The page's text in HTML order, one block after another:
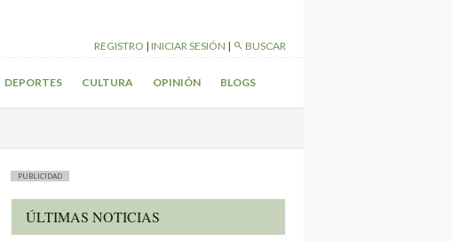
REGISTRO | INICIAR SESIÓN | BUSCAR
DEPORTES CULTURA OPINIÓN BLOGS
PUBLICIDAD
ÚLTIMAS NOTICIAS